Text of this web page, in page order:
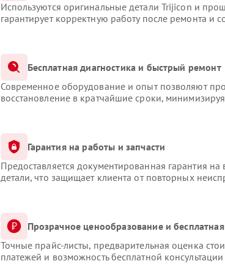
Используются оригинальные детали Trijicon и
гарантирует корректную работу после ремонта и
Бесплатная диагностика и быстрый ремонт
Современное оборудование и опыт позволяют
восстановление в кратчайшие сроки,
Гарантия на работы и запчасти
Предоставляется документированная гарантия
детали, что защищает клиента от повторных
Прозрачное ценообразование и
Точные прайс-листы, предварительная оценка
платежей и возможность бесплатной